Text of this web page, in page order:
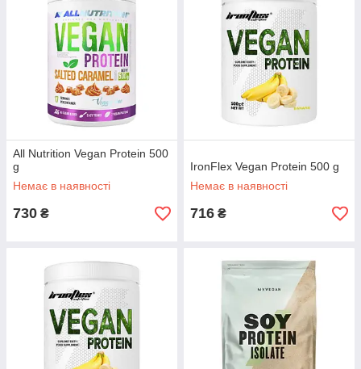
All Nutrition Vegan Protein 500
g
Немає в наявності
730 ₴
IronFlex Vegan Protein 500 g
Немає в наявності
716 ₴